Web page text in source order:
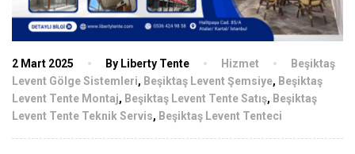
2 Mart 2025 By Liberty Tente Hizmet
Beşiktaş
Levent Gölge Sistemleri, Beşiktaş Levent Şemsiye, Beşiktaş
Levent Tente Montaj, Beşiktaş Levent Tente Satış, Beşiktaş
Levent Tente Teknik Servis, Beşiktaş Levent Tenteci